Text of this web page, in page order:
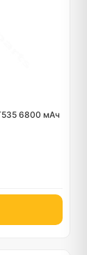
6800 мАч